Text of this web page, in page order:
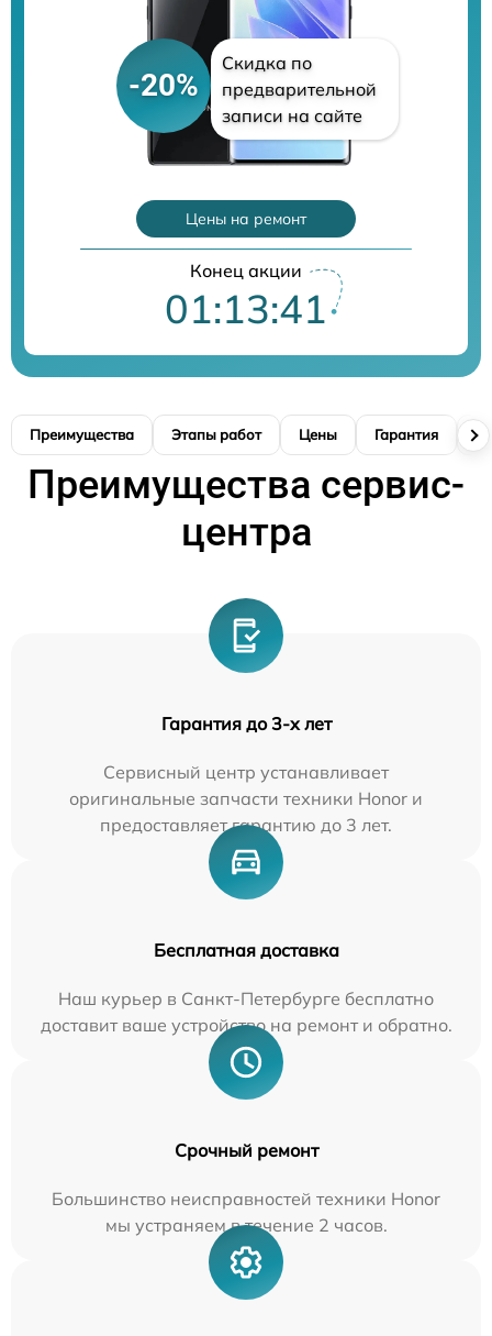
-20%
Скидка по
предварительной
записи на сайте
Цены на ремонт
Конец акции
01:13:40
Преимущества Этапы работ Цены Гарантия
Преимущества сервис-
центра
Гарантия до 3-х лет
Сервисный центр устанавливает
оригинальные запчасти техники Honor и
предоставляет гарантию до 3 лет.
Бесплатная доставка
Наш курьер в Санкт-Петербурге бесплатно
доставит ваше устройство на ремонт и обратно.
Срочный ремонт
Большинство неисправностей техники Honor
мы устраняем в течение 2 часов.